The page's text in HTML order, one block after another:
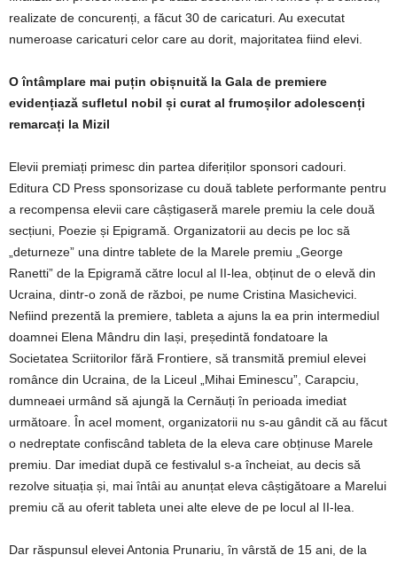
realizate de concurenți, a făcut 30 de caricaturi. Au executat
numeroase caricaturi celor care au dorit, majoritatea fiind elevi.
O întâmplare mai puțin obișnuită la Gala de premiere
evidențiază sufletul nobil și curat al frumoșilor adolescenți
remarcați la Mizil
Elevii premiați primesc din partea diferiților sponsori cadouri.
Editura CD Press sponsorizase cu două tablete performante pentru
a recompensa elevii care câștigaseră marele premiu la cele două
secțiuni, Poezie și Epigramă. Organizatorii au decis pe loc să
„deturneze” una dintre tablete de la Marele premiu „George
Ranetti” de la Epigramă către locul al II-lea, obținut de o elevă din
Ucraina, dintr-o zonă de război, pe nume Cristina Masichevici.
Nefiind prezentă la premiere, tableta a ajuns la ea prin intermediul
doamnei Elena Mândru din Iași, președintă fondatoare la
Societatea Scriitorilor fără Frontiere, să transmită premiul elevei
românce din Ucraina, de la Liceul „Mihai Eminescu”, Carapciu,
dumneaei urmând să ajungă la Cernăuți în perioada imediat
următoare. În acel moment, organizatorii nu s-au gândit că au făcut
o nedreptate confiscând tableta de la eleva care obținuse Marele
premiu. Dar imediat după ce festivalul s-a încheiat, au decis să
rezolve situația și, mai întâi au anunțat eleva câștigătoare a Marelui
premiu că au oferit tableta unei alte eleve de pe locul al II-lea.
Dar răspunsul elevei Antonia Prunariu, în vârstă de 15 ani, de la